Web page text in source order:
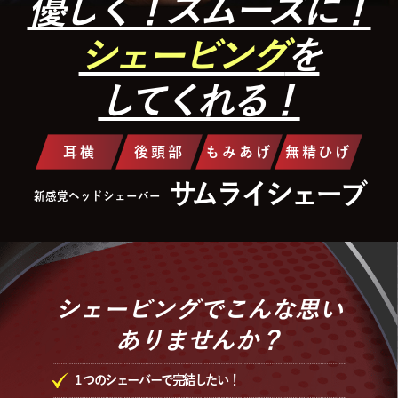
優しく！スムーズに！
シェービングを
してくれる！
耳横 後頭部 もみあげ 無精ひげ
新感覚ヘッドシェーバー サムライシェーブ
シェービングでこんな思い
ありませんか？
１つのシェーバーで完結したい！